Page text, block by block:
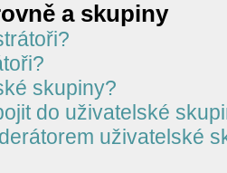
a skupiny
skupiny?
do uživatelské
uživatelské